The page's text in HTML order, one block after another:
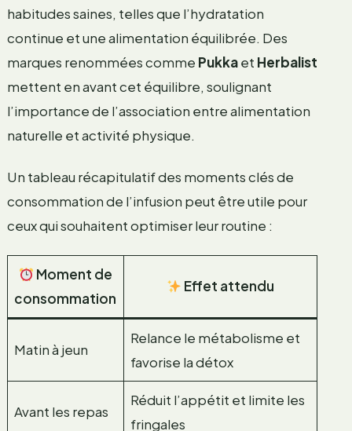
habitudes saines, telles que l’hydratation
continue et une alimentation équilibrée. Des
marques renommées comme Pukkaet Herbalist
mettent en avant cet équilibre, soulignant
l’importance de l’association entre alimentation
naturelle et activité physique.
Un tableau récapitulatif des moments clés de
consommation de l’infusion peut être utile pour
ceux qui souhaitent optimiser leur routine :
Moment de
consommation
Effet attendu
Matin à jeun
Relance le métabolisme et
favorise la détox
Avant les repas
Réduit l’appétit et limite les
fringales